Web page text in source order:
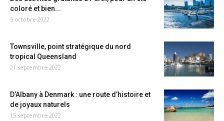
coloré et bien...
5 octobre 2022
Townsville, point stratégique du nord
tropical Queensland
21 septembre 2022
D’Albany à Denmark : une route d’histoire et
de joyaux naturels
15 septembre 2022